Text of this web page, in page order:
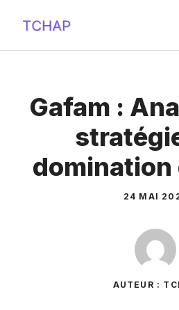
contenu
Gafam :
domination
24 MAI
AUTEUR :